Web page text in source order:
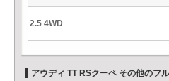
2.5 4WD
アウディ TT RSクーペ その他のフ